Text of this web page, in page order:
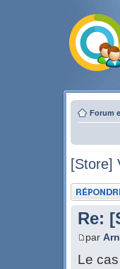
Forum
[Store]
Publier une
Re:
par
Le